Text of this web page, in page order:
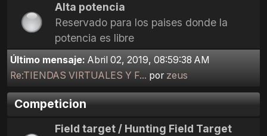
Alta potencia
Reservado para los paises donde la
potencia es libre
Último mensaje: Abril 02, 2019, 08:59:38 AM
Re:TIENDAS VIRTUALES Y F... por zeus
Competicion
Field target / Hunting Field Target